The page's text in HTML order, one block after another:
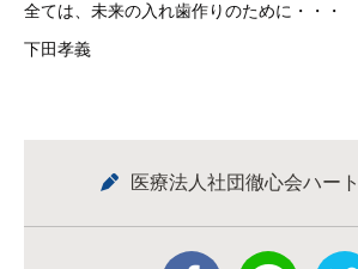
全ては、未来の入れ歯作りのために・・・
下田孝義
医療法人社団徹心会ハー